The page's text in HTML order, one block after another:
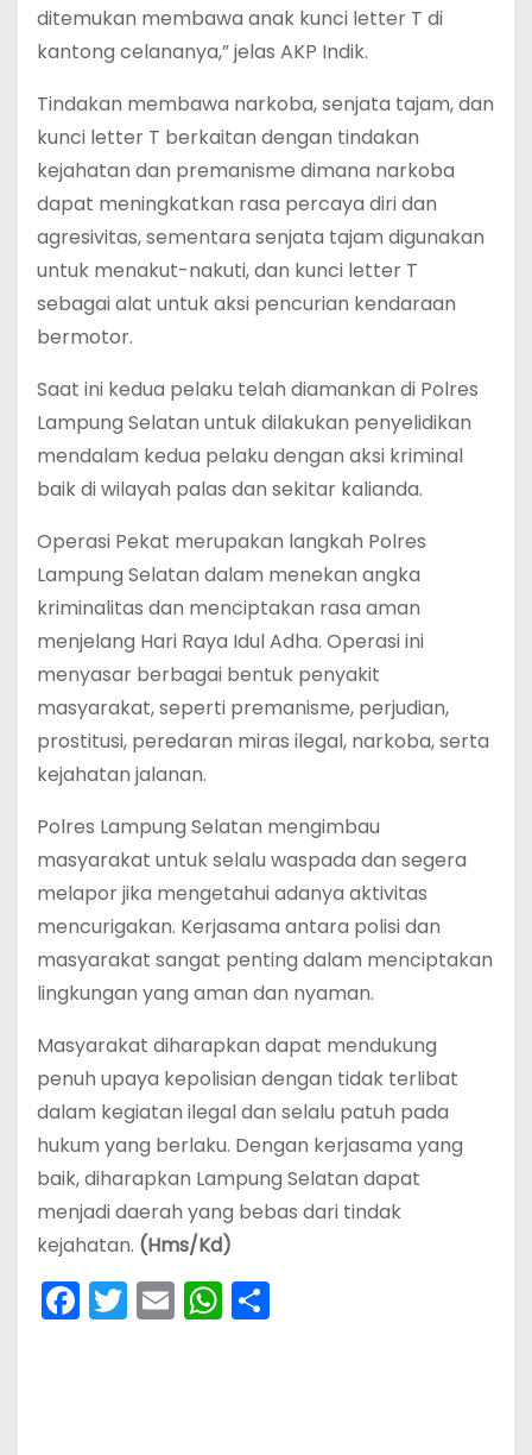
ditemukan membawa anak kunci letter T di
kantong celananya,” jelas AKP Indik.
Tindakan membawa narkoba, senjata tajam, dan
kunci letter T berkaitan dengan tindakan
kejahatan dan premanisme dimana narkoba
dapat meningkatkan rasa percaya diri dan
agresivitas, sementara senjata tajam digunakan
untuk menakut-nakuti, dan kunci letter T
sebagai alat untuk aksi pencurian kendaraan
bermotor.
Saat ini kedua pelaku telah diamankan di Polres
Lampung Selatan untuk dilakukan penyelidikan
mendalam kedua pelaku dengan aksi kriminal
baik di wilayah palas dan sekitar kalianda.
Operasi Pekat merupakan langkah Polres
Lampung Selatan dalam menekan angka
kriminalitas dan menciptakan rasa aman
menjelang Hari Raya Idul Adha. Operasi ini
menyasar berbagai bentuk penyakit
masyarakat, seperti premanisme, perjudian,
prostitusi, peredaran miras ilegal, narkoba, serta
kejahatan jalanan.
Polres Lampung Selatan mengimbau
masyarakat untuk selalu waspada dan segera
melapor jika mengetahui adanya aktivitas
mencurigakan. Kerjasama antara polisi dan
masyarakat sangat penting dalam menciptakan
lingkungan yang aman dan nyaman.
Masyarakat diharapkan dapat mendukung
penuh upaya kepolisian dengan tidak terlibat
dalam kegiatan ilegal dan selalu patuh pada
hukum yang berlaku. Dengan kerjasama yang
baik, diharapkan Lampung Selatan dapat
menjadi daerah yang bebas dari tindak
kejahatan. (Hms/Kd)
F
a
T
w
E
m
W
h